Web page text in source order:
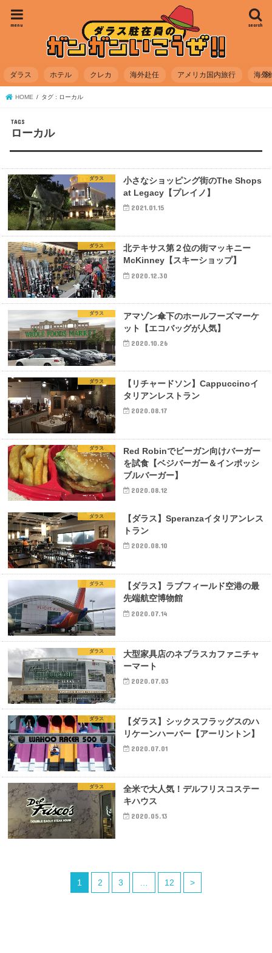
search
menu
ダラス ホテル クレカ 海外赴任 アメリカ国内旅行 海外
HOME タグ : ローカル
ローカル
ダラス
小さなショッピング街のThe Shops
at Legacy【プレイノ】
2021.01.15
ダラス
北テキサス第２位の街マッキニー
McKinney【スキーショップ】
2020.12.30
ダラス
アマゾン傘下のホールフーズマーケ
ット【エコバッグが人気】
2020.10.26
ダラス
【リチャードソン】Cappuccinoイ
タリアンレストラン
2020.08.17
ダラス
Red Robinでビーガン向けバーガー
を試食【ベジバーガー＆インポッシ
ブルバーガー】
2020.08.12
ダラス
【ダラス】Speranzaイタリアンレス
トラン
2020.08.10
ダラス
【ダラス】ラブフィールド空港の最
先端航空博物館
2020.07.14
ダラス
大型家具店のネブラスカファニチャ
ーマート
2020.07.03
ダラス
【ダラス】シックスフラッグスのハ
リケーンハーバー【アーリントン】
2020.07.01
ダラス
全米で大人気！デルフリスコステー
キハウス
2020.05.13
1 2 3 … 12 >